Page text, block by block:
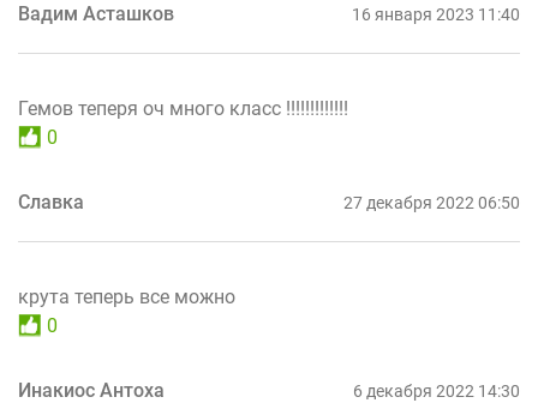
Вадим Асташков 16 января 2023 11:40
Гемов теперя оч много класс !!!!!!!!!!!!!
0
Славка 27 декабря 2022 06:50
крута теперь все можно
0
Инакиос Антоха 6 декабря 2022 14:30